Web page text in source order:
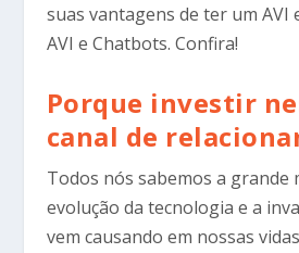
suas vantagens de ter um AVI
AVI e Chatbots. Confira!
Porque investir
canal de
Todos nós sabemos a grande
evolução da tecnologia e a
vem causando em nossas